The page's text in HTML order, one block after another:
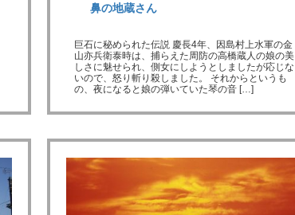
鼻の地蔵さん
巨石に秘められた伝説 慶長4年、因島村上水軍の金
山亦兵衛泰時は、捕らえた周防の高橋蔵人の娘の美
しさに魅せられ、側女にしようとしましたが応じな
いので、怒り斬り殺しました。 それからというも
の、夜になると娘の弾いていた琴の音 […]